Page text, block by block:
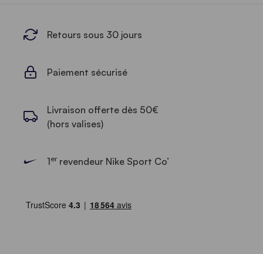
Retours sous 30 jours
Paiement sécurisé
Livraison offerte dès 50€
(hors valises)
1errevendeur Nike Sport Co’